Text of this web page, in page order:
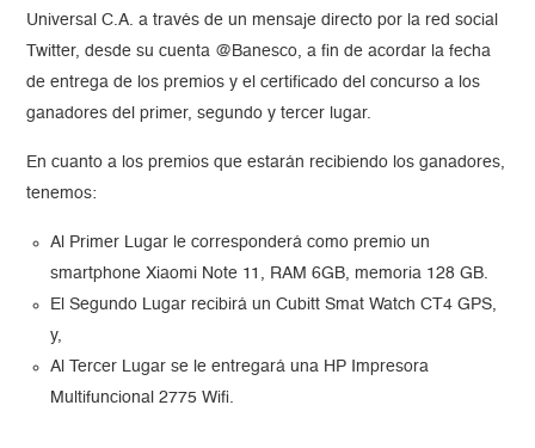
Universal C.A. a través de un mensaje directo por la red social
Twitter, desde su cuenta @Banesco, a fin de acordar la fecha
de entrega de los premios y el certificado del concurso a los
ganadores del primer, segundo y tercer lugar.
En cuanto a los premios que estarán recibiendo los ganadores,
tenemos:
Al Primer Lugar le corresponderá como premio un
smartphone Xiaomi Note 11, RAM 6GB, memoria 128 GB.
El Segundo Lugar recibirá un Cubitt Smat Watch CT4 GPS,
y,
Al Tercer Lugar se le entregará una HP Impresora
Multifuncional 2775 Wifi.